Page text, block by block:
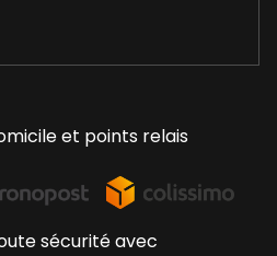
et points relais
sécurité avec